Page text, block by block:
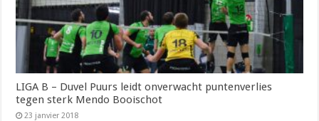
LIGA B – Duvel Puurs leidt onverwacht puntenverlies
tegen sterk Mendo Booischot
23 janvier 2018